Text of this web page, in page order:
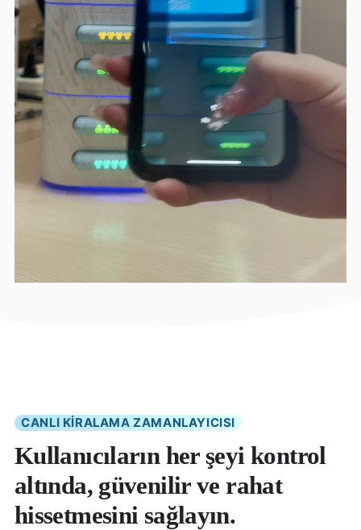
CANLI KİRALAMA ZAMANLAYICISI
Kullanıcıların her şeyi kontrol
altında, güvenilir ve rahat
hissetmesini sağlayın.